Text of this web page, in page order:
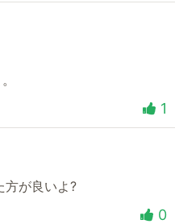
1
方が良いよ?
0